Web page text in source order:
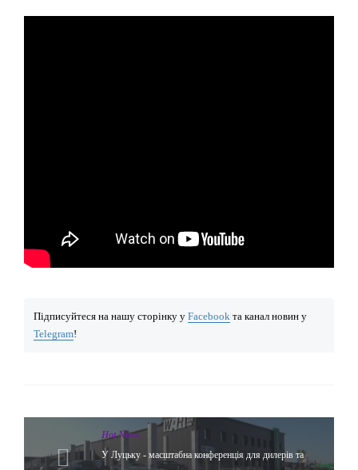
Підписуйтеся на нашу сторінку у Facebook та канал новин у
Telegram!
Hot News
У Луцьку - масштабна конференція для дилерів та